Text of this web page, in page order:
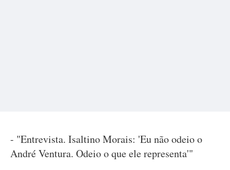
- "Entrevista. Isaltino Morais: 'Eu não odeio o
André Ventura. Odeio o que ele representa'"